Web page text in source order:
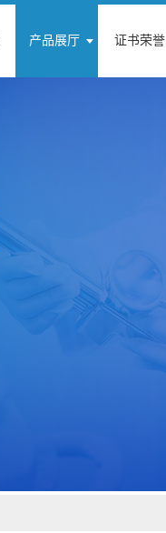
产品展厅 证书荣誉